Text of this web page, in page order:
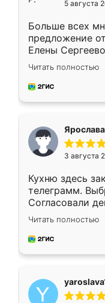
5 августа
Больше всех
предложение
Елены
короткие
для замера
предложил по
Читать полностью
Ярослава
3 августа
Кухню здесь
телеграмм.
Согласовали
недели кухня
довольны
мебель за
Читать полностью